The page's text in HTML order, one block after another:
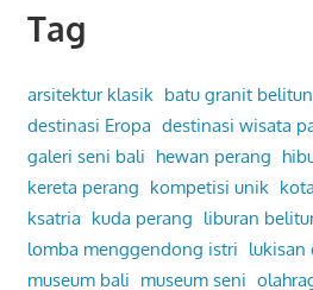
Tag
arsitektur klasik batu granit
destinasi Eropa destinasi wisata
galeri seni bali hewan perang
kereta perang kompetisi unik
ksatria kuda perang liburan
lomba menggendong istri lukisan
museum bali museum seni